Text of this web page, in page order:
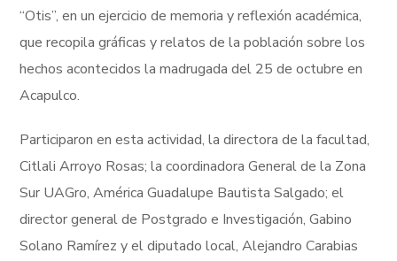
“Otis”, en un ejercicio de memoria y reflexión académica,
que recopila gráficas y relatos de la población sobre los
hechos acontecidos la madrugada del 25 de octubre en
Acapulco.
Participaron en esta actividad, la directora de la facultad,
Citlali Arroyo Rosas; la coordinadora General de la Zona
Sur UAGro, América Guadalupe Bautista Salgado; el
director general de Postgrado e Investigación, Gabino
Solano Ramírez y el diputado local, Alejandro Carabias